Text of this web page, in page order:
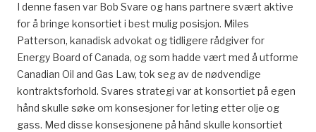
I denne fasen var Bob Svare og hans partnere svært aktive
for å bringe konsortiet i best mulig posisjon. Miles
Patterson, kanadisk advokat og tidligere rådgiver for
Energy Board of Canada, og som hadde vært med å utforme
Canadian Oil and Gas Law, tok seg av de nødvendige
kontraktsforhold. Svares strategi var at konsortiet på egen
hånd skulle søke om konsesjoner for leting etter olje og
gass. Med disse konsesjonene på hånd skulle konsortiet